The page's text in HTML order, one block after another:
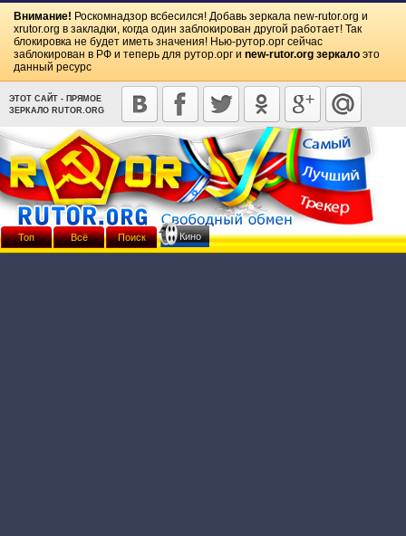
Внимание! Роскомнадзор всбесился! Добавь зеркала new-rutor.org и
xrutor.org в закладки, когда один заблокирован другой работает! Так
блокировка не будет иметь значения! Нью-рутор.орг сейчас
заблокирован в РФ и теперь для рутор.орг и new-rutor.org зеркало это
данный ресурс
ЭТОТ САЙТ - ПРЯМОЕ
ЗЕРКАЛО RUTOR.ORG